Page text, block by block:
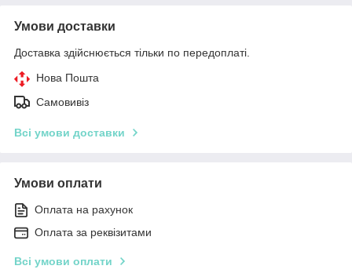
Умови доставки
Доставка здійснюється тільки по передоплаті.
Нова Пошта
Самовивіз
Всі умови доставки
Умови оплати
Оплата на рахунок
Оплата за реквізитами
Всі умови оплати